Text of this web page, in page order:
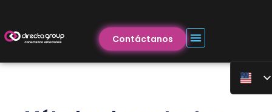
Contáctanos